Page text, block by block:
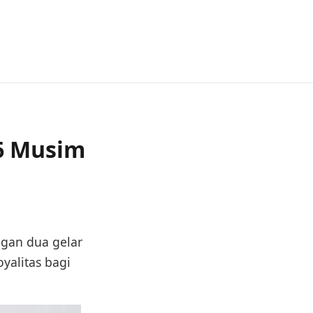
Musim
dua gelar
bagi